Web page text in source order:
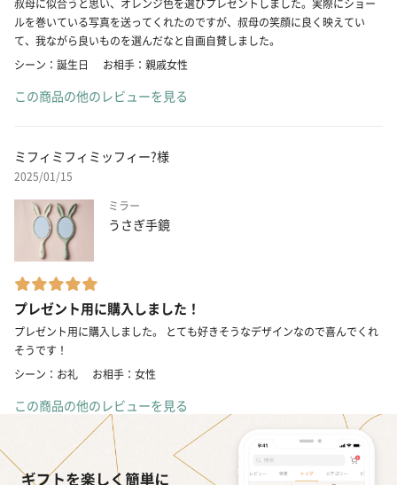
叔母に似合うと思い、オレンジ色を選びプレゼントしました。実際にショー
ルを巻いている写真を送ってくれたのですが、叔母の笑顔に良く映えてい
て、我ながら良いものを選んだなと自画自賛しました。
シーン：誕生日
お相手：親戚女性
この商品の他のレビューを見る
ミフィミフィミッフィー?様
2025/01/15
ミラー
うさぎ手鏡
プレゼント用に購入しました！
プレゼント用に購入しました。 とても好きそうなデザインなので喜んでくれ
そうです！
シーン：お礼
お相手：女性
この商品の他のレビューを見る